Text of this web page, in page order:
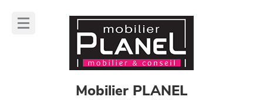
Mobilier PLANEL